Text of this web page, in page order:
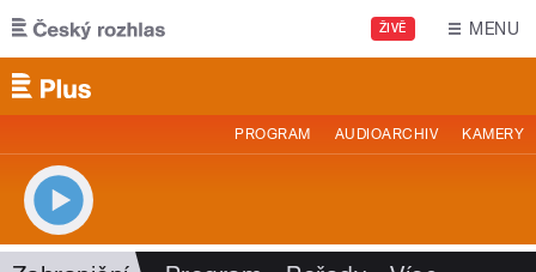
Přejít k hlavnímu obsahu
ŽIVĚ MENU
PROGRAM AUDIOARCHIV KAMERY